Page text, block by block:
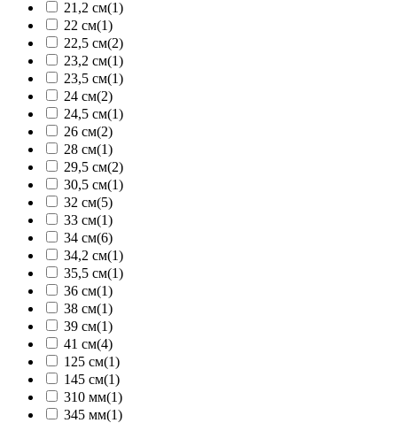
21,2 см(1)
22 см(1)
22,5 см(2)
23,2 см(1)
23,5 см(1)
24 см(2)
24,5 см(1)
26 см(2)
28 см(1)
29,5 см(2)
30,5 см(1)
32 см(5)
33 см(1)
34 см(6)
34,2 см(1)
35,5 см(1)
36 см(1)
38 см(1)
39 см(1)
41 см(4)
125 см(1)
145 см(1)
310 мм(1)
345 мм(1)